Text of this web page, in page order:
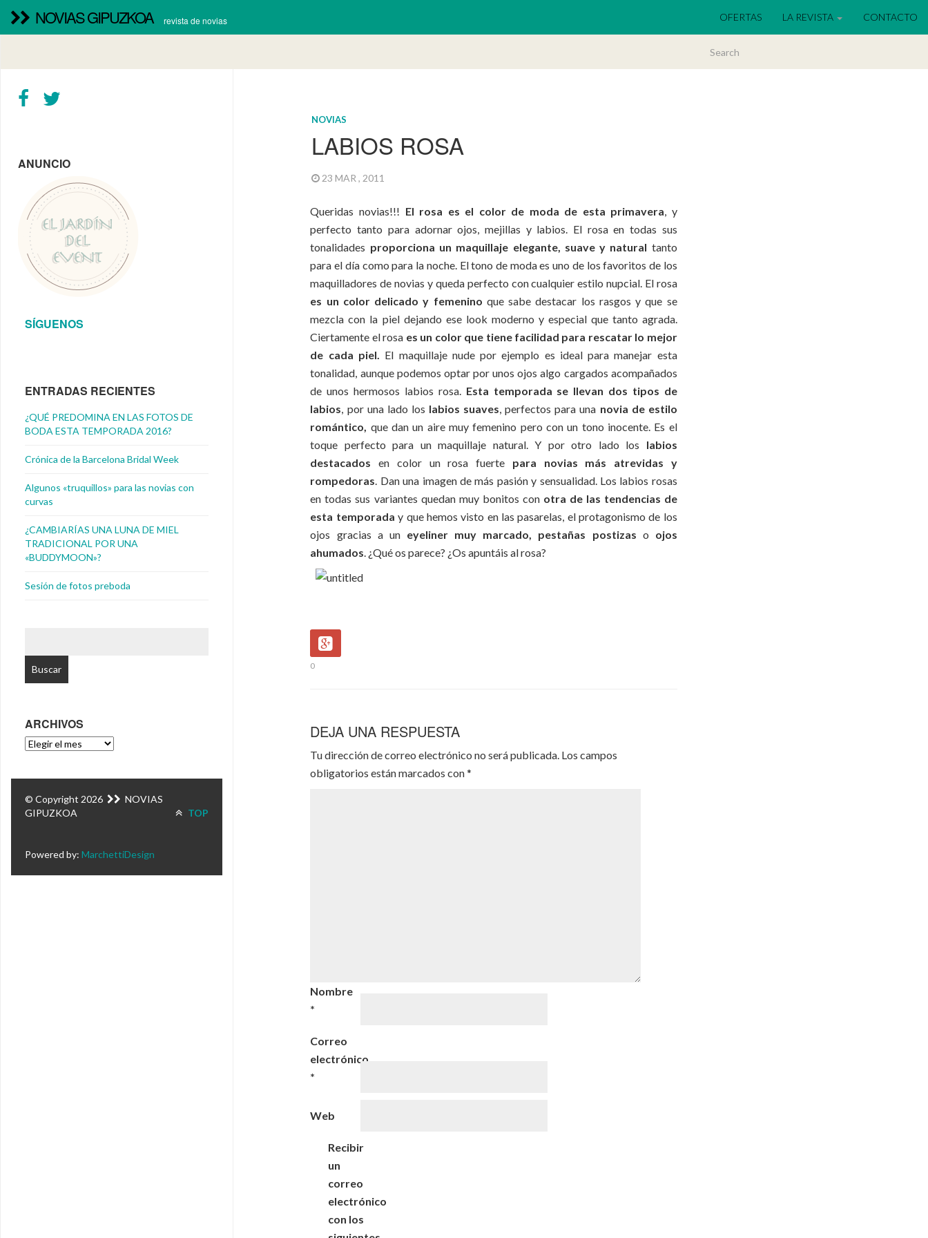
NOVIAS GIPUZKOA revista de novias OFERTAS LA REVISTA CONTACTO
NOVIAS
LABIOS ROSA
23 MAR , 2011
Queridas novias!!! El rosa es el color de moda de esta primavera, y
perfecto tanto para adornar ojos, mejillas y labios. El rosa en todas sus
tonalidades proporciona un maquillaje elegante, suave y natural tanto
para el día como para la noche. El tono de moda es uno de los favoritos de los
maquilladores de novias y queda perfecto con cualquier estilo nupcial. El rosa
es un color delicado y femenino que sabe destacar los rasgos y que se
mezcla con la piel dejando ese look moderno y especial que tanto agrada.
Ciertamente el rosa es un color que tiene facilidad para rescatar lo mejor
de cada piel. El maquillaje nude por ejemplo es ideal para manejar esta
tonalidad, aunque podemos optar por unos ojos algo cargados acompañados
de unos hermosos labios rosa. Esta temporada se llevan dos tipos de
labios, por una lado los labios suaves, perfectos para una novia de estilo
romántico, que dan un aire muy femenino pero con un tono inocente. Es el
toque perfecto para un maquillaje natural. Y por otro lado los labios
destacadosen color un rosa fuerte para novias más atrevidas y
rompedoras. Dan una imagen de más pasión y sensualidad. Los labios rosas
en todas sus variantes quedan muy bonitos conotra de las tendencias de
esta temporada y que hemos visto en las pasarelas, el protagonismo de los
ojos gracias a un eyeliner muy marcado, pestañas postizas o ojos
ahumados. ¿Qué os parece? ¿Os apuntáis al rosa?
0
DEJA UNA RESPUESTA
Tu dirección de correo electrónico no será publicada. Los campos
obligatorios están marcados con*
Nombre
*
Correo
electrónico
*
Web
Recibir
un
correo
electrónico
con los
ANUNCIO
SÍGUENOS
ENTRADAS RECIENTES
¿QUÉ PREDOMINA EN LAS FOTOS DE
BODA ESTA TEMPORADA 2016?
Crónica de la Barcelona Bridal Week
Algunos «truquillos» para las novias con
curvas
¿CAMBIARÍAS UNA LUNA DE MIEL
TRADICIONAL POR UNA
«BUDDYMOON»?
Sesión de fotos preboda
ARCHIVOS
ARCHIVOS
© Copyright 2026
NOVIAS
GIPUZKOA
TOP
Powered by: MarchettiDesign